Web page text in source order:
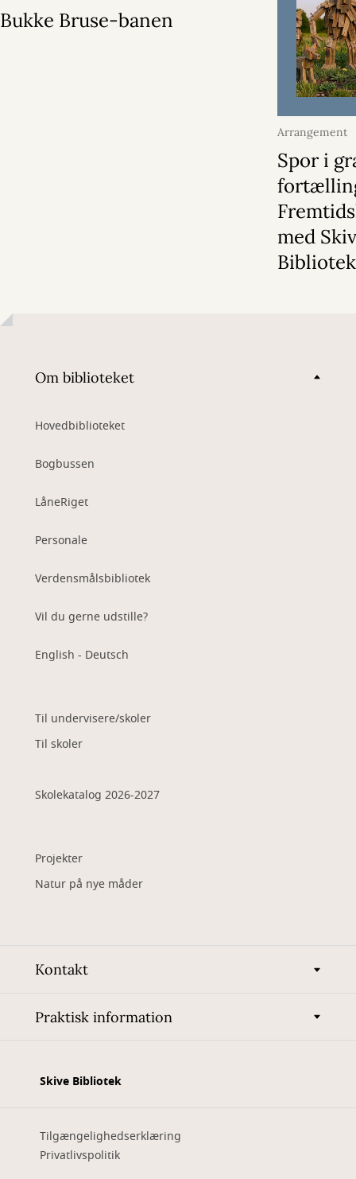
Bukke Bruse-banen
Arrangement
2026
Spor i
med
Bibliotek
Om biblioteket
Hovedbiblioteket
Bogbussen
LåneRiget
Personale
Verdensmålsbibliotek
Vil du gerne udstille?
English - Deutsch
Til undervisere/skoler
Til skoler
Skolekatalog 2026-2027
Projekter
Natur på nye måder
Kontakt
Praktisk information
Skive Bibliotek
Tilgængelighedserklæring
Privatlivspolitik